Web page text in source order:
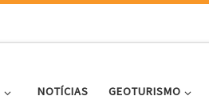
NOTÍCIAS GEOTURISMO